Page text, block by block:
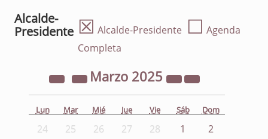
Alcalde-
Presidente ☒ Alcalde-Presidente ☐ Agenda
Completa
Marzo 2025
Lun Mar Mié Jue Vie Sáb Dom
24 25 26 27 28 1
2